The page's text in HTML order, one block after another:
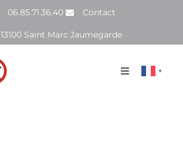
06.85.71.36.40 Contact
13100 Saint Marc Jaumegarde
Toggle
▼